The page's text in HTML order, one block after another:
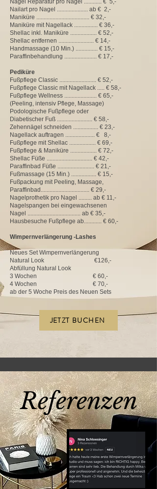
Nagel Reparatur pro Nagel ............ € 5,-
Nailart pro Nagel ..................... ab € 2,-
Maniküre .................................... € 32,-
Maniküre mit Nagellack ................ € 36,-
Shellac inkl. Maniküre .................. € 52,-
Shellac entfernen ........................ € 14,-
Handmassage (10 Min.) ............... € 15,-
Paraffinbehandlung ...................... € 17,-
Pediküre
Fußpflege Classic ......................... € 52,-
Fußpflege Classic mit Nagellack ..... € 58,-
Fußpflege Wellness ...................... € 65,-
(Peeling, intensiv Pflege, Massage)
Podologische Fußpflege oder
Diabetischer Fuß ........................ € 58,-
Zehennägel schneiden ................. € 23,-
Nagellack auftragen .................... € 8,-
Fußpflege mit Shellac .................. € 69,-
Fußpflege & Maniküre .................. € 72,-
Shellac Füße ............................... € 42,-
Paraffinbad Füße ......................... € 21,-
Fußmassage (15 Min.) ................. € 15,-
Fußpackung mit Peeling, Massage,
Paraffinbad................................. € 29,-
Nagelprothetik pro Nagel ......... ab € 11,-
Nagelspangen bei eingewachsenen
Nagel .................................... ab € 35,-
Hausbesuche Fußpflege ab............ € 60,-
Wimpernverlängerung -Lashes
Neues Set Wimpernverlängerung
Natural Look €126,-
Abfüllung Natural Look
3 Wochen € 60,-
​4 Wochen
€ 70,-
ab der 5 Woche Preis des Neuen Sets
JETZT BUCHEN
Referenzen